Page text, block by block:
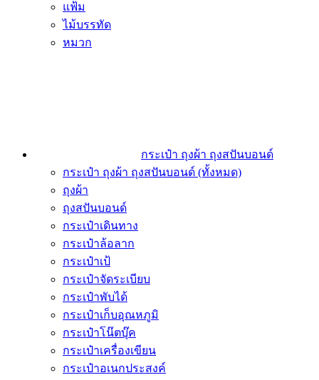
แฟ้ม
ไม้บรรทัด
หมวก
กระเป๋า ถุงผ้า ถุงสปันบอนด์
กระเป๋า ถุงผ้า ถุงสปันบอนด์ (ทั้งหมด)
ถุงผ้า
ถุงสปันบอนด์
กระเป๋าเดินทาง
กระเป๋าล้อลาก
กระเป๋าเป้
กระเป๋าจัดระเบียบ
กระเป๋าพับได้
กระเป๋าเก็บอุณหภูมิ
กระเป๋าโน๊ตบุ๊ค
กระเป๋าเครื่องเขียน
กระเป๋าอเนกประสงค์